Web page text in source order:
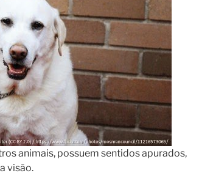
animais, possuem sentidos apurados,
visão.